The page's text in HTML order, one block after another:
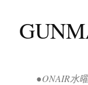
●ONAIR水